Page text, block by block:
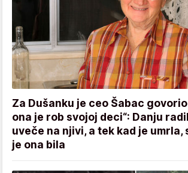
Za Dušanku je ceo Šabac
ona je rob svojoj deci“: Danju
uveče na njivi, a tek kad je umrla,
je ona bila